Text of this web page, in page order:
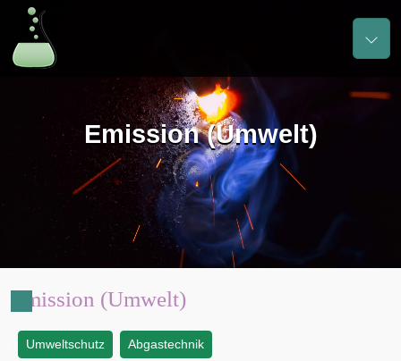
Emission (Umwelt)
Emission (Umwelt)
Umweltschutz Abgastechnik